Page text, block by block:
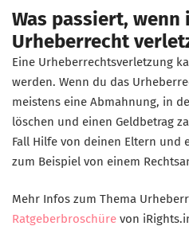
Was passiert, wenn
Urheberrecht
Eine Urheberrechtsverletzung
werden. Wenn du das
meistens eine Abmahnung, in
löschen und einen Geldbetrag
Fall Hilfe von deinen Eltern und
zum Beispiel von einem
Mehr Infos zum Thema
Ratgeberbroschüre von